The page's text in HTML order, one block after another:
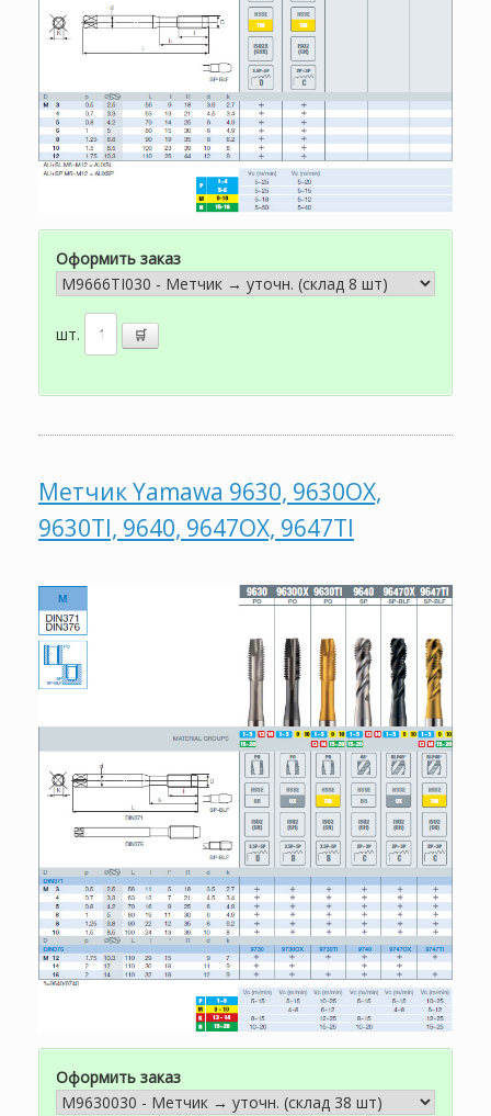
Оформить заказ
шт.
Метчик Yamawa 9630, 9630OX,
9630TI, 9640, 9647OX, 9647TI
Оформить заказ